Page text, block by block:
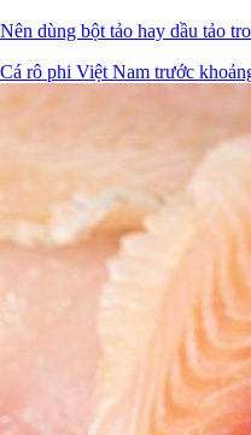
Nên dùng bột tảo hay dầu tảo
Cá rô phi Việt Nam trước